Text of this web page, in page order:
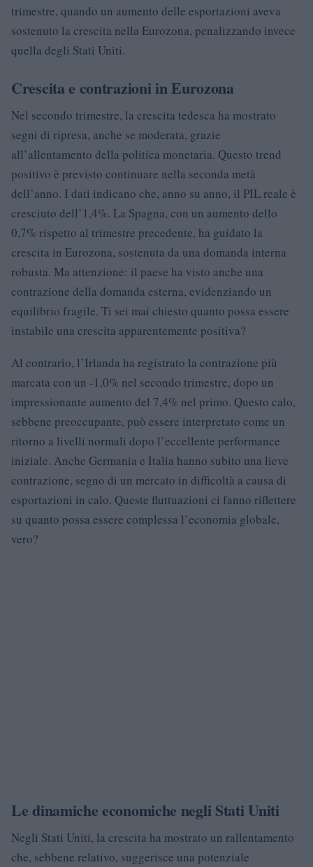
trimestre, quando un aumento delle esportazioni aveva
sostenuto la crescita nella Eurozona, penalizzando invece
quella degli Stati Uniti.
Crescita e contrazioni in Eurozona
Nel secondo trimestre, la crescita tedesca ha mostrato
segni di ripresa, anche se moderata, grazie
all’allentamento della politica monetaria. Questo trend
positivo è previsto continuare nella seconda metà
dell’anno. I dati indicano che, anno su anno, il PIL reale è
cresciuto dell’1,4%. La Spagna, con un aumento dello
0,7% rispetto al trimestre precedente, ha guidato la
crescita in Eurozona, sostenuta da una domanda interna
robusta. Ma attenzione: il paese ha visto anche una
contrazione della domanda esterna, evidenziando un
equilibrio fragile. Ti sei mai chiesto quanto possa essere
instabile una crescita apparentemente positiva?
Al contrario, l’Irlanda ha registrato la contrazione più
marcata con un -1,0% nel secondo trimestre, dopo un
impressionante aumento del 7,4% nel primo. Questo calo,
sebbene preoccupante, può essere interpretato come un
ritorno a livelli normali dopo l’eccellente performance
iniziale. Anche Germania e Italia hanno subito una lieve
contrazione, segno di un mercato in difficoltà a causa di
esportazioni in calo. Queste fluttuazioni ci fanno riflettere
su quanto possa essere complessa l’economia globale,
vero?
Le dinamiche economiche negli Stati Uniti
Negli Stati Uniti, la crescita ha mostrato un rallentamento
che, sebbene relativo, suggerisce una potenziale